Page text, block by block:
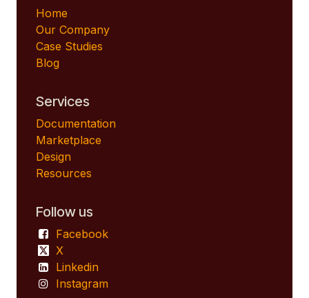
Home
Our Company
Case Studies
Blog
Services
Documentation
Marketplace
Design
Resources
Follow us
Facebook
X
Linkedin
Instagram